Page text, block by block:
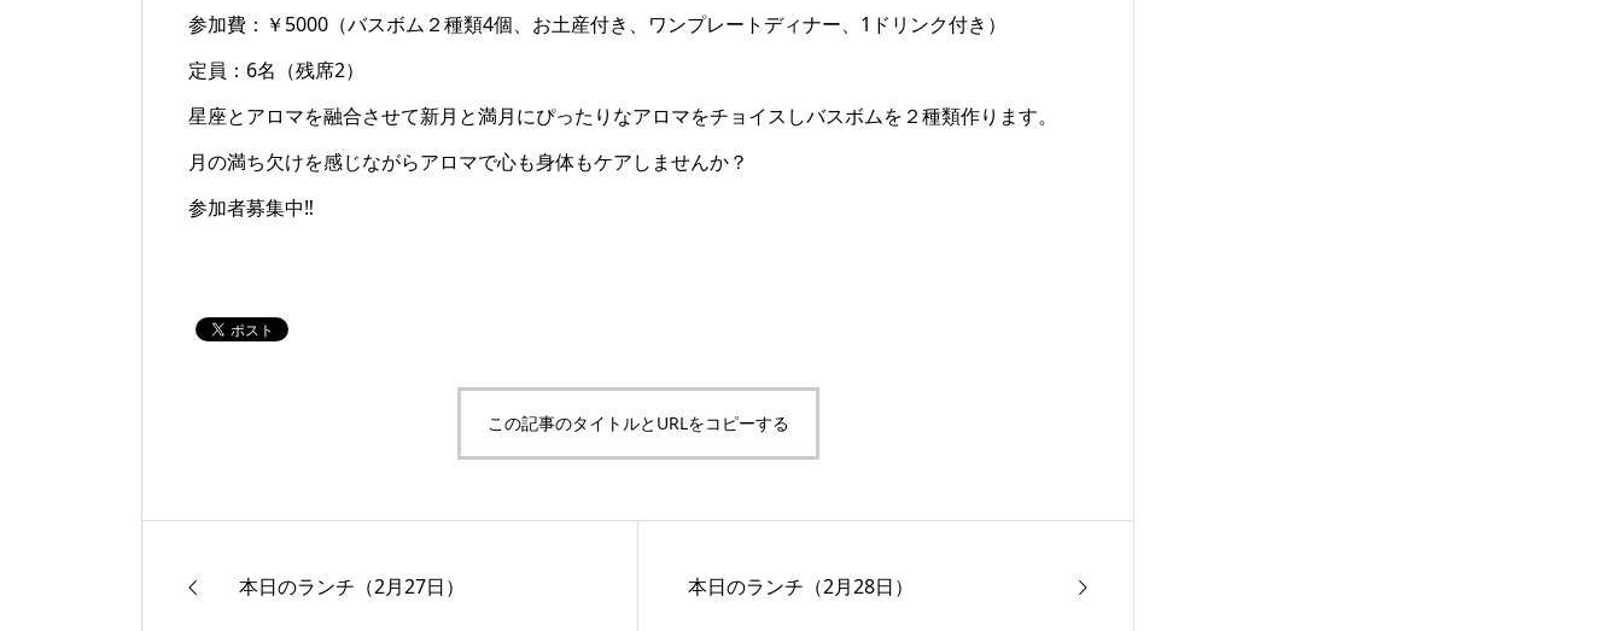
参加費：￥5000（バスボム２種類4個、お土産付き、ワンプレートディナー、1ドリンク付き）
定員：6名（残席2）
星座とアロマを融合させて新月と満月にぴったりなアロマをチョイスしバスボムを２種類作ります。
月の満ち欠けを感じながらアロマで心も身体もケアしませんか？
参加者募集中‼
この記事のタイトルとURLをコピーする
本日のランチ（2月27日） 本日のランチ（2月28日）